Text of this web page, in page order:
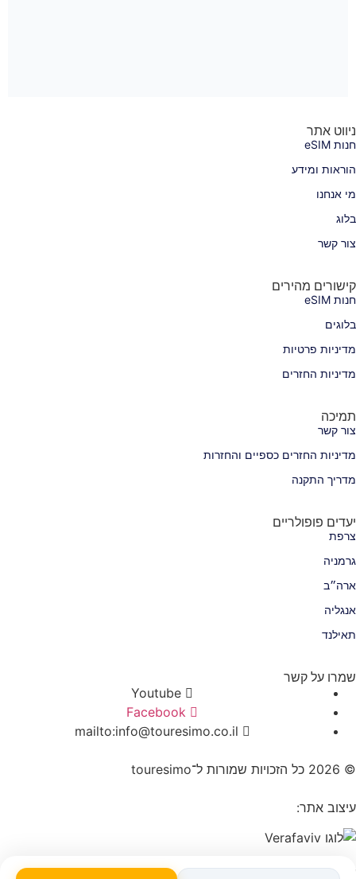
ניווט אתר
חנות eSIM
הוראות ומידע
מי אנחנו
בלוג
צור קשר
קישורים מהירים
חנות eSIM
בלוגים
מדיניות פרטיות
מדיניות החזרים
תמיכה
צור קשר
מדיניות החזרים כספיים והחזרות
מדריך התקנה
יעדים פופולריים
צרפת
גרמניה
ארה״ב
אנגליה
תאילנד
שמרו על קשר
Youtube
Facebook
mailto:info@touresimo.co.il
© 2026 כל הזכויות שמורות ל־touresimo
עיצוב אתר: